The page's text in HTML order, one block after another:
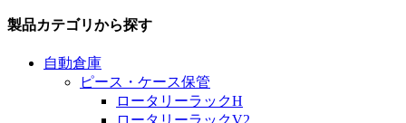
製品カテゴリから探す
自動倉庫
ピース・ケース保管
ロータリーラックH
ロータリーラックV2